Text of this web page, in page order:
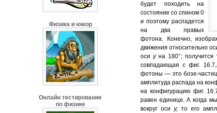
Физика и юмор
Онлайн тестирование
по физике
будет походить на
состояние со спином 0
и поэтому распадется
на два правых
фотона. Конечно,
движения относительно
оси уна 180°;
совпадающая с фиг.
фотоны — это бозе-
амплитуда распада на
на конфигурацию фиг.
равен единице. А когда
вокруг оси у, то его